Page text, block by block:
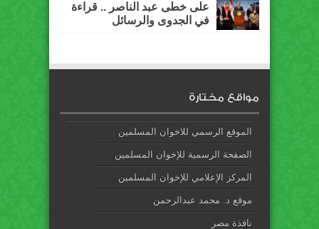
على خطى عبد الناصر .. قراءة
في الجدوى والرسائل
مواقع مختارة
الموقع الرسمي للاخوان المسلمين
الصفحة الرسمية للإخوان المسلمين
المركز الإعلامي للإخوان المسلمين
موقع د. محمد عبدالرحمن
نافذة مصر